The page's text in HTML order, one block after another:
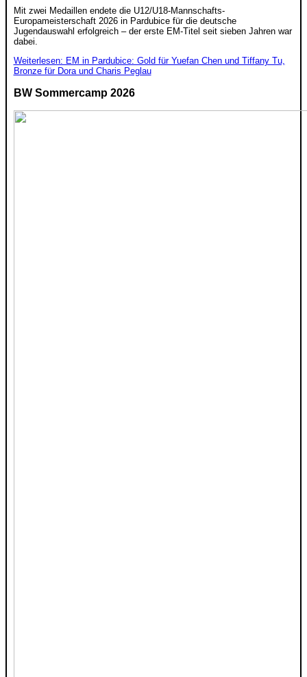
Mit zwei Medaillen endete die U12/U18-Mannschafts-
Europameisterschaft 2026 in Pardubice für die deutsche
Jugendauswahl erfolgreich – der erste EM-Titel seit sieben Jahren war
dabei.
Weiterlesen: EM in Pardubice: Gold für Yuefan Chen und Tiffany Tu,
Bronze für Dora und Charis Peglau
BW Sommercamp 2026